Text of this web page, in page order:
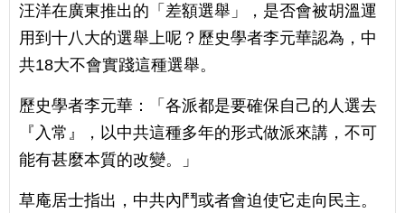
汪洋在廣東推出的「差額選舉」，是否會被胡溫運
用到十八大的選舉上呢？歷史學者李元華認為，中
共18大不會實踐這種選舉。
歷史學者李元華：「各派都是要確保自己的人選去
『入常』，以中共這種多年的形式做派來講，不可
能有甚麼本質的改變。」
草庵居士指出，中共內鬥或者會迫使它走向民主。